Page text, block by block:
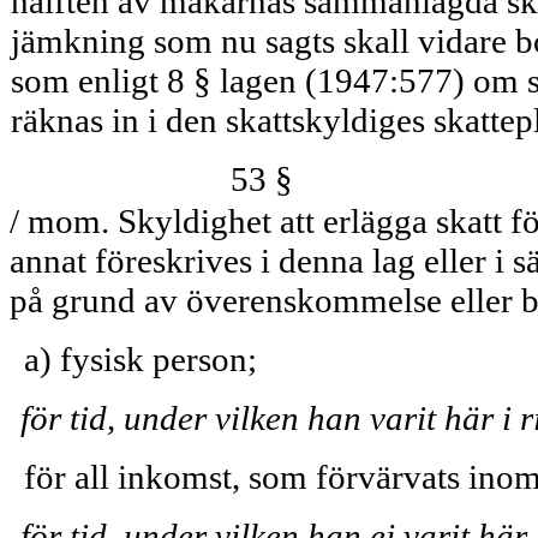
jämkning som nu sagts skall vidare
som enligt 8 § lagen (1947:577) om
räknas in i den skattskyldiges
53 §
/ mom. Skyldighet att erlägga skatt
annat föreskrives i denna lag eller i
på grund av överenskommelse eller
a) fysisk person;
för tid, under vilken han varit här i
för all inkomst, som förvärvats